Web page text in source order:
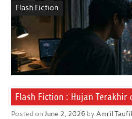
Flash Fiction
Flash Fiction : Hujan Terakhir
Posted on June 2, 2026 by Amril